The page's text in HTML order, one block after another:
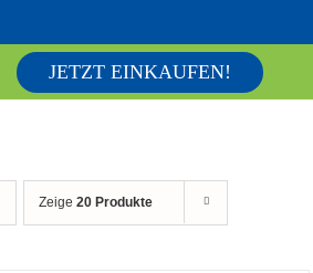
JETZT EINKAUFEN!
Zeige 20 Produkte